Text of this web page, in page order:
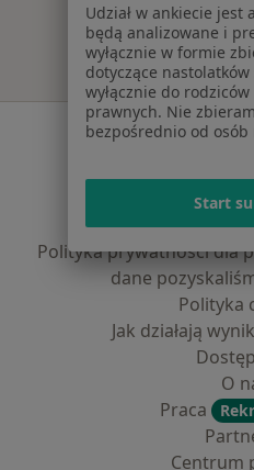
Polityka
Polityka
Polityka prywatności dla
dane
Polityka
Jak działają
O
Praca
Centrum
Udział w ankiecie jest
będą analizowane i
wyłącznie w formie
dotyczące
wyłącznie do
prawnych. Nie
bezpośrednio od osób
Start